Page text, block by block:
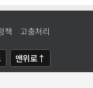
책 고충처리
맨위로↑